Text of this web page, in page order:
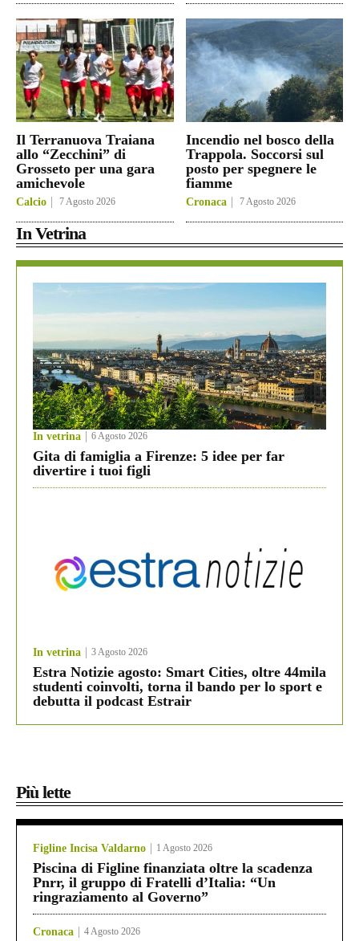
Il Terranuova Traiana
allo “Zecchini” di
Grosseto per una gara
amichevole
Calcio 7 Agosto 2026
Incendio nel bosco della
Trappola. Soccorsi sul
posto per spegnere le
fiamme
Cronaca 7 Agosto 2026
In Vetrina
In vetrina 6 Agosto 2026
Gita di famiglia a Firenze: 5 idee per far
divertire i tuoi figli
In vetrina 3 Agosto 2026
Estra Notizie agosto: Smart Cities, oltre 44mila
studenti coinvolti, torna il bando per lo sport e
debutta il podcast Estrair
Più lette
Figline Incisa Valdarno 1 Agosto 2026
Piscina di Figline finanziata oltre la scadenza
Pnrr, il gruppo di Fratelli d’Italia: “Un
ringraziamento al Governo”
Cronaca 4 Agosto 2026